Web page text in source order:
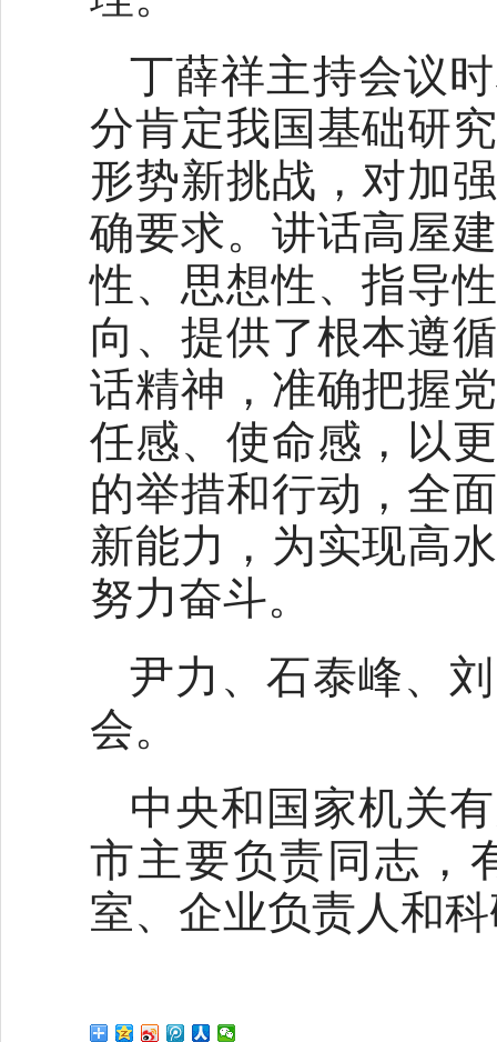
丁薛祥主持会议
分肯定我国基础研
形势新挑战，对加
确要求。讲话高屋
性、思想性、指导
向、提供了根本遵
话精神，准确把握
任感、使命感，以
的举措和行动，全
新能力，为实现高
努力奋斗。
尹力、石泰峰、
会。
中央和国家机关
市主要负责同志，
室、企业负责人和